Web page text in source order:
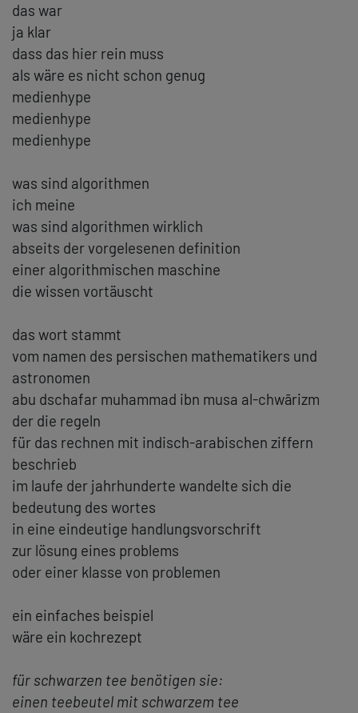
das war
ja klar
dass das hier rein muss
als wäre es nicht schon genug
medienhype
medienhype
medienhype
was sind algorithmen
ich meine
was sind algorithmen wirklich
abseits der vorgelesenen definition
einer algorithmischen maschine
die wissen vortäuscht
das wort stammt
vom namen des persischen mathematikers und
astronomen
abu dschafar muhammad ibn musa al-chwārizm
der die regeln
für das rechnen mit indisch-arabischen ziffern
beschrieb
im laufe der jahrhunderte wandelte sich die
bedeutung des wortes
in eine eindeutige handlungsvorschrift
zur lösung eines problems
oder einer klasse von problemen
ein einfaches beispiel
wäre ein kochrezept
für schwarzen tee benötigen sie:
einen teebeutel mit schwarzem tee